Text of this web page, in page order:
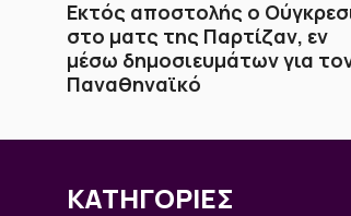
Εκτός αποστολής ο
στο ματς της Παρτίζαν, εν
μέσω δημοσιευμάτων για
Παναθηναϊκό
ΚΑΤΗΓΟΡΙΕΣ